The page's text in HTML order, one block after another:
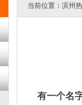
当前位置： 滨州
有一个名